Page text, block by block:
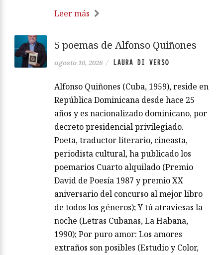
Leer más
5 poemas de Alfonso Quiñones
agosto 10, 2026 / LAURA DI VERSO
Alfonso Quiñones (Cuba, 1959), reside en
República Dominicana desde hace 25
años y es nacionalizado dominicano, por
decreto presidencial privilegiado.
Poeta, traductor literario, cineasta,
periodista cultural, ha publicado los
poemarios Cuarto alquilado (Premio
David de Poesía 1987 y premio XX
aniversario del concurso al mejor libro
de todos los géneros); Y tú atraviesas la
noche (Letras Cubanas, La Habana,
1990); Por puro amor: Los amores
extraños son posibles (Estudio y Color,